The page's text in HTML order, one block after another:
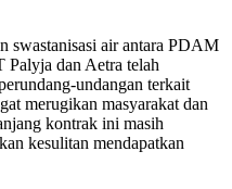
air antara PDAM
Palyja dan Aetra telah
undangan terkait
merugikan masyarakat dan
kontrak ini masih
kesulitan mendapatkan